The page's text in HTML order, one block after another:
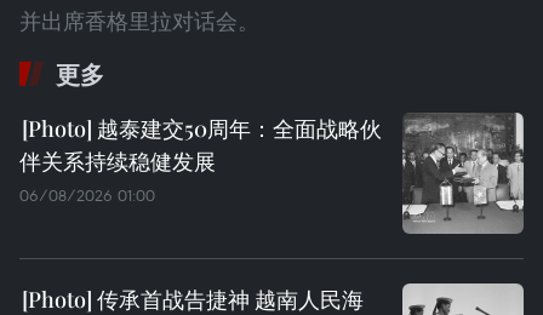
并出席香格里拉对话会。
更多
越泰建交50周年：全面战略伙
伴关系持续稳健发展
06/08/2026 01:00
传承首战告捷神 越南人民海